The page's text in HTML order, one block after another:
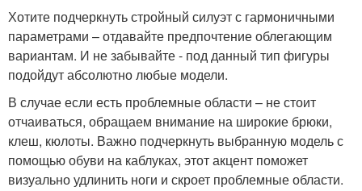
Хотите подчеркнуть стройный силуэт с гармоничными
параметрами – отдавайте предпочтение облегающим
вариантам. И не забывайте - под данный тип фигуры
подойдут абсолютно любые модели.
В случае если есть проблемные области – не стоит
отчаиваться, обращаем внимание на широкие брюки,
клеш, кюлоты. Важно подчеркнуть выбранную модель с
помощью обуви на каблуках, этот акцент поможет
визуально удлинить ноги и скроет проблемные области.